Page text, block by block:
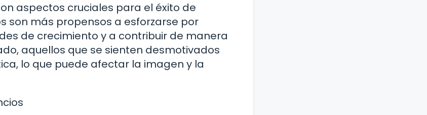
aspectos cruciales para el éxito de
son más propensos a esforzarse por
de crecimiento y a contribuir de manera
aquellos que se sienten desmotivados
lo que puede afectar la imagen y la